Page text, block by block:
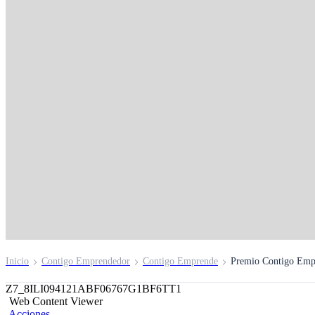
Inicio Contigo Emprendedor Contigo Emprende Premio Contigo
Z7_8ILI094121ABF06767G1BF6TT1
Web Content Viewer